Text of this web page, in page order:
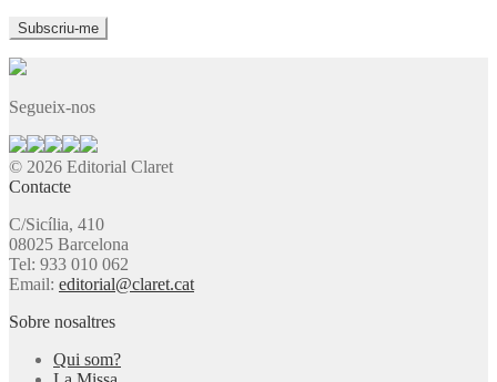
Segueix-nos
© 2026 Editorial Claret
Contacte
C/Sicília, 410
08025 Barcelona
Tel: 933 010 062
Email: editorial@claret.cat
Sobre nosaltres
Qui som?